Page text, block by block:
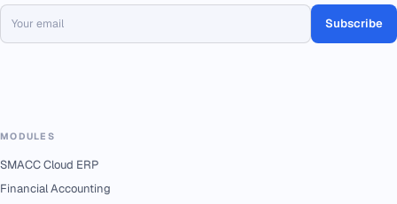
Subscribe
MODULES
SMACC Cloud ERP
Financial Accounting